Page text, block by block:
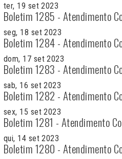
ter, 19 set 2023
Boletim 1285 - Atendimento
seg, 18 set 2023
Boletim 1284 - Atendimento
dom, 17 set 2023
Boletim 1283 - Atendimento
sab, 16 set 2023
Boletim 1282 - Atendimento
sex, 15 set 2023
Boletim 1281 - Atendimento
qui, 14 set 2023
Boletim 1280 - Atendimento